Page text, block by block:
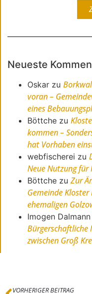
Neueste
Oskar zu
voran –
eines
Böttche zu
kommen –
hat Vorhaben
webfischerei zu
Neue Nutzung für
Böttche zuZur
Gemeinde
ehemaligen
Imogen Dalmann
zwischen Groß
VORHERIGER BEITRAG